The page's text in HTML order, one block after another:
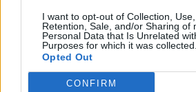
I want to opt-out of Collection, Use,
Retention, Sale, and/or Sharing of
Personal Data that Is Unrelated
Purposes for which it was collected.
Opted Out
CONFIRM
Το FIAT 500 Hybrid τώρα από
18.990 ευρώ